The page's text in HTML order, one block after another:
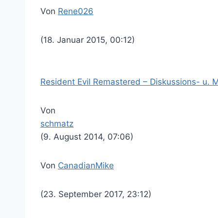
Von Rene026
(18. Januar 2015, 00:12)
Resident Evil Remastered – Diskussions- u.
Von
schmatz
(9. August 2014, 07:06)
Von CanadianMike
(23. September 2017, 23:12)